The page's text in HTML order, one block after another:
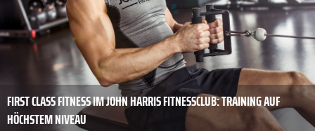
FIRST CLASS FITNESS IM JOHN HARRIS FITNESSCLUB: TRAINING AUF
HÖCHSTEM NIVEAU